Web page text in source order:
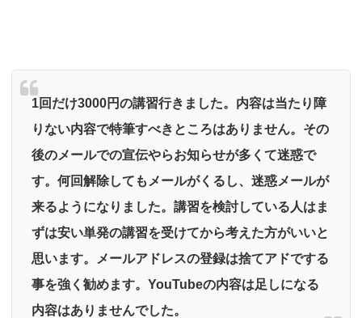
1回だけ3000円の講習行きました。内容は当たり障
りない内容で特筆すべきところはありません。その
後のメールでの宣伝やらお知らせが多くて迷惑で
す。何回解除してもメールがくるし、迷惑メールが
来るようになりました。講習を検討している人はま
ずは安い単発の講習を受けてから考えた方がいいと
思います。メールアドレスの登録は捨てアドでする
事を強く勧めます。YouTubeの内容は足しになる
内容はありませんでした。